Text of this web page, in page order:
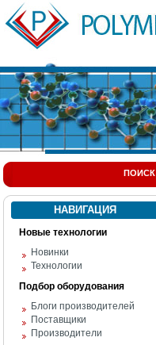
ПОИСК
НАВИГАЦИЯ
Новые технологии
Новинки
Технологии
Подбор оборудования
Блоги производителей
Поставщики
Производители